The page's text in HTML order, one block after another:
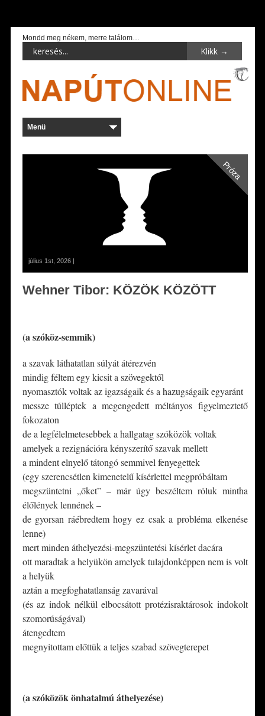
Mondd meg nékem, merre találom…
Próza
július 1st, 2026 |
Wehner Tibor: KÖZÖK KÖZÖTT
(a szóköz-semmik)
a szavak láthatatlan súlyát átérezvén
mindig féltem egy kicsit a szövegektől
nyomasztók voltak az igazságaik és a hazugságaik egyaránt
messze túlléptek a megengedett méltányos figyelmeztető
fokozaton
de a legfélelmetesebbek a hallgatag szóközök voltak
amelyek a rezignációra kényszerítő szavak mellett
a mindent elnyelő tátongó semmivel fenyegettek
(egy szerencsétlen kimenetelű kísérlettel megpróbáltam
megszüntetni „őket” – már úgy beszéltem róluk mintha
élőlények lennének –
de gyorsan ráébredtem hogy ez csak a probléma elkenése
lenne)
mert minden áthelyezési-megszüntetési kísérlet dacára
ott maradtak a helyükön amelyek tulajdonképpen nem is volt
a helyük
aztán a megfoghatatlanság zavarával
(és az indok nélkül elbocsátott protézisraktárosok indokolt
szomorúságával)
átengedtem
megnyitottam előttük a teljes szabad szövegterepet
(a szóközök önhatalmú áthelyezése)